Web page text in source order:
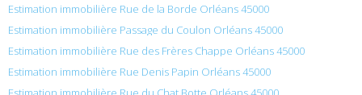
Estimation immobilière Rue de la Borde Orléans 45000
Estimation immobilière Passage du Coulon Orléans 45000
Estimation immobilière Rue des Frères Chappe Orléans 45000
Estimation immobilière Rue Denis Papin Orléans 45000